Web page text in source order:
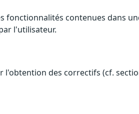
fonctionnalités contenues dans
l'utilisateur.
des correctifs (cf.